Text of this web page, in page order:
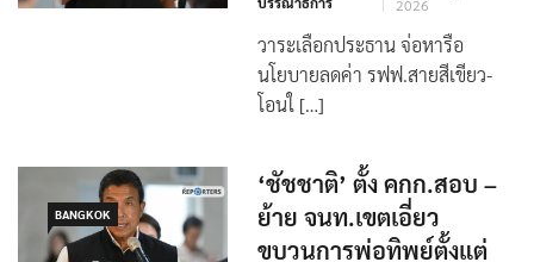
Byกอง
บรรณาธิการ
9 กรกฎาคม
2026
วาระเลือกประธาน จ่อหารือ
‘ชัชชาติ’ ตั้ง คกก.สอบ –